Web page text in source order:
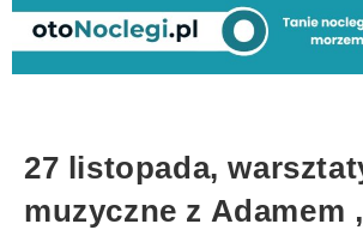
27 listopada,
muzyczne z Adamem